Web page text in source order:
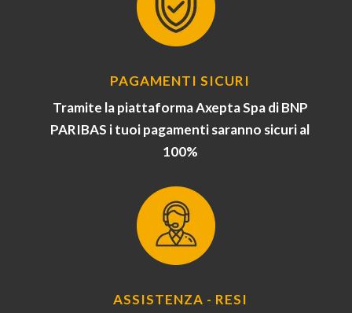
PAGAMENTI SICURI
Tramite la piattaforma Axepta Spa di BNP
PARIBAS i tuoi pagamenti saranno sicuri al
100%
ASSISTENZA - RESI